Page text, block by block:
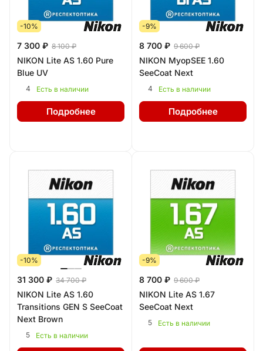
-10%
7 300 ₽ 8 100 ₽
NIKON Lite AS 1.60 Pure
Blue UV
4 Есть в наличии
Подробнее
-9%
8 700 ₽ 9 600 ₽
NIKON MyopSEE 1.60
SeeCoat Next
4 Есть в наличии
Подробнее
-10%
31 300 ₽ 34 700 ₽
NIKON Lite AS 1.60
Transitions GEN S SeeCoat
Next Brown
5 Есть в наличии
-9%
8 700 ₽ 9 600 ₽
NIKON Lite AS 1.67
SeeCoat Next
5 Есть в наличии